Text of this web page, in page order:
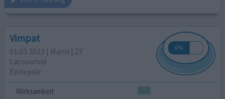
Vimpat
01.03.2023 | Mann | 27
Lacosamid
Epilepsie
Wirksamkeit